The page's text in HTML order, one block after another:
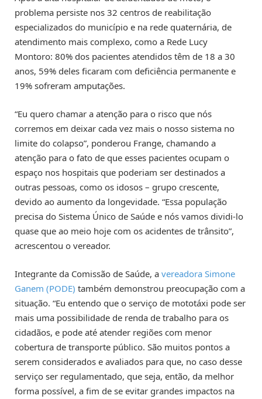
problema persiste nos 32 centros de reabilitação
especializados do município e na rede quaternária, de
atendimento mais complexo, como a Rede Lucy
Montoro: 80% dos pacientes atendidos têm de 18 a 30
anos, 59% deles ficaram com deficiência permanente e
19% sofreram amputações.
“Eu quero chamar a atenção para o risco que nós
corremos em deixar cada vez mais o nosso sistema no
limite do colapso”, ponderou Frange, chamando a
atenção para o fato de que esses pacientes ocupam o
espaço nos hospitais que poderiam ser destinados a
outras pessoas, como os idosos – grupo crescente,
devido ao aumento da longevidade. “Essa população
precisa do Sistema Único de Saúde e nós vamos dividi-lo
quase que ao meio hoje com os acidentes de trânsito”,
acrescentou o vereador.
Integrante da Comissão de Saúde, a vereadora Simone
Ganem (PODE) também demonstrou preocupação com a
situação. “Eu entendo que o serviço de mototáxi pode ser
mais uma possibilidade de renda de trabalho para os
cidadãos, e pode até atender regiões com menor
cobertura de transporte público. São muitos pontos a
serem considerados e avaliados para que, no caso desse
serviço ser regulamentado, que seja, então, da melhor
forma possível, a fim de se evitar grandes impactos na